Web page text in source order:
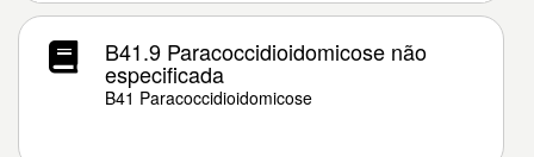
B41.9 Paracoccidioidomicose não
especificada
B41 Paracoccidioidomicose